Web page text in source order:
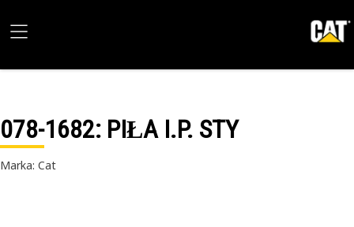
078-1682: PIŁA I.P. STY
Marka: Cat